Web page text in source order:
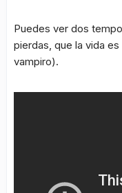
Puedes ver dos
pierdas, que la vida
vampiro).